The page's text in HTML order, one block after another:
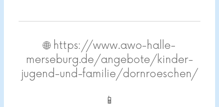
🌐 https://www.awo-halle-
merseburg.de/angebote/kinder-
jugend-und-familie/dornroeschen/
📱